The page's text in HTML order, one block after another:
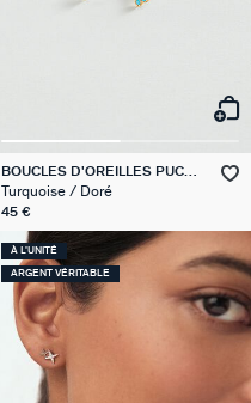
BOUCLES D'OREILLES PUCES
BELOVED
Turquoise / Doré
45 €
À L'UNITÉ
ARGENT VÉRITABLE